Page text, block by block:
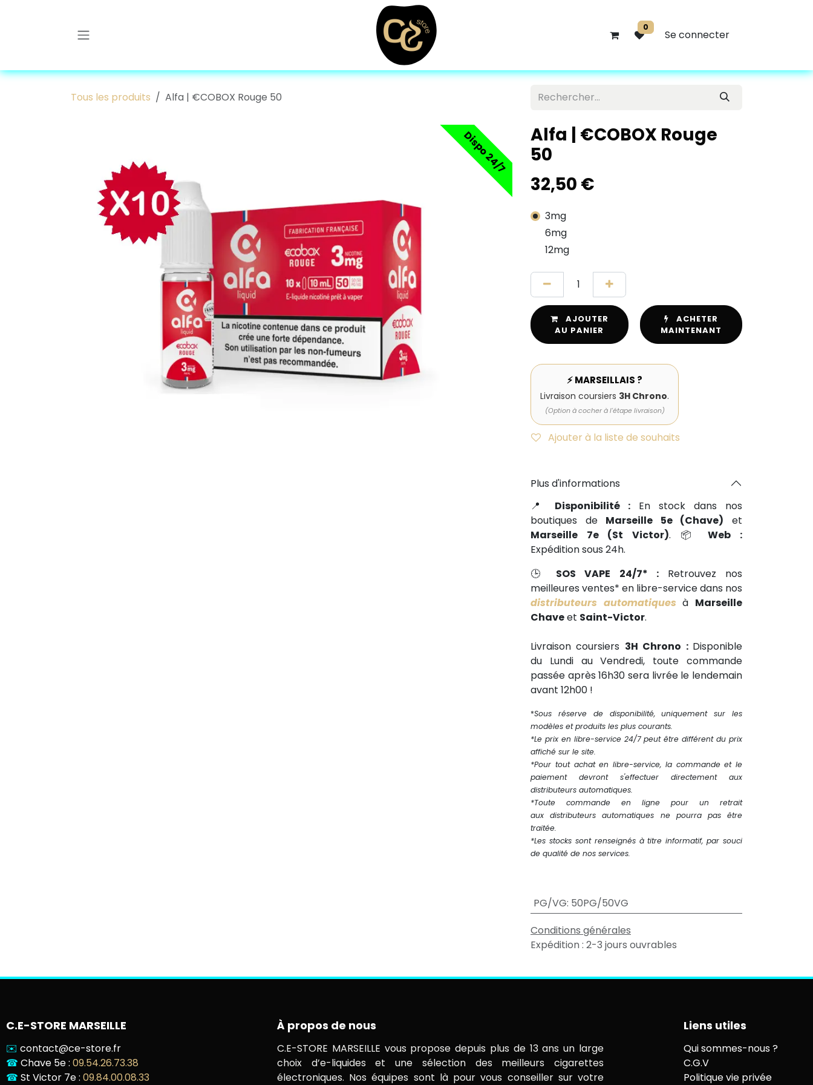
0
Se connecter
Tous les produits Alfa | €COBOX Rouge 50
Dispo 24/7
Alfa | €COBOX Rouge
50
32,50 €
3mg
6mg
12mg
AJOUTER
AU PANIER
ACHETER
MAINTENANT
⚡ MARSEILLAIS ?
Livraison coursiers 3H Chrono.
(Option à cocher à l'étape livraison)
Ajouter à la liste de souhaits
Plus d'informations
📍 Disponibilité : En stock dans nos
boutiques de Marseille 5e (Chave) et
Marseille 7e (St Victor). 📦Web :
Expédition sous 24h.
🕒 SOS VAPE 24/7* :Retrouvez nos
meilleures ventes* en libre-service dans nos
distributeurs automatiques à Marseille
Chaveet Saint-Victor.
Livraison coursiers 3H Chrono : Disponible
du Lundi au Vendredi, toute commande
passée après 16h30 sera livrée le lendemain
avant 12h00 !
*Sous réserve de disponibilité, uniquement sur les
modèles et produits les plus courants.
*Le prix en libre-service 24/7 peut être différent du prix
affiché sur le site.
*Pour tout achat en libre-service, la commande et le
paiement devront s'effectuer directement aux
distributeurs automatiques.
*Toute commande en ligne pour un retrait
aux distributeurs automatiques ne pourra pas être
traitée.
*Les stocks sont renseignés à titre informatif, par souci
de qualité de nos services.
PG/VG: 50PG/50VG
Conditions générales
Expédition : 2-3 jours ouvrables
À propos de nous
C.E-STORE MARSEILLE vous propose depuis plus de 13 ans un large
choix d’e-liquides et une sélection des meilleurs cigarettes
électroniques. Nos équipes sont là pour vous conseiller sur votre
C.E-STORE MARSEILLE
✉️ contact@ce-store.fr
☎ Chave 5e : 09.54.26.73.38
☎ St Victor 7e : 09.84.00.08.33
Liens utiles
Qui sommes-nous ?
C.G.V
Politique vie privée